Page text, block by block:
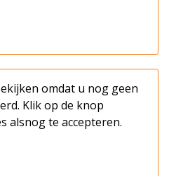
omdat u nog geen
Klik op de knop
alsnog te accepteren.